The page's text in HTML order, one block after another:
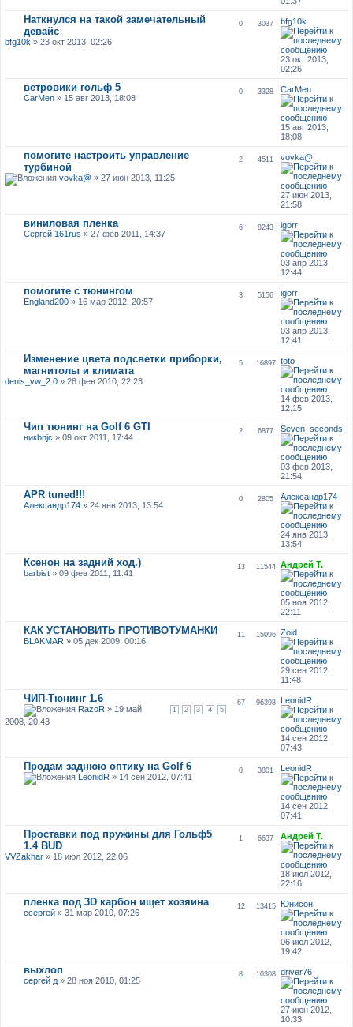
Наткнулся на такой замечательный
девайс
bfg10k » 23 окт 2013, 02:26
0 3037 bfg10k
23 окт 2013,
02:26
ветровики гольф 5
CarMen» 15 авг 2013, 18:08
0 3328 CarMen
15 авг 2013,
18:08
помогите настроить управление
турбиной
vovka@» 27 июн 2013, 11:25
2 4511 vovka@
27 июн 2013,
21:58
виниловая пленка
Сергей 161rus » 27 фев 2011, 14:37
6 8243 igorr
03 апр 2013,
12:44
помогите с тюнингом
England200» 16 мар 2012, 20:57
3 5156 igorr
03 апр 2013,
12:41
Изменение цвета подсветки приборки,
магнитолы и климата
denis_vw_2.0» 28 фев 2010, 22:23
5 16897 toto
14 фев 2013,
12:15
Чип тюнинг на Golf 6 GTI
никbnjc » 09 окт 2011, 17:44
2 6877 Seven_seconds
03 фев 2013,
21:54
APR tuned!!!
Александр174» 24 янв 2013, 13:54
0 2805 Александр174
24 янв 2013,
13:54
Ксенон на задний ход.)
barbist» 09 фев 2011, 11:41
13 11544 Андрей Т.
05 ноя 2012,
22:11
КАК УСТАНОВИТЬ ПРОТИВОТУМАНКИ
BLAKMAR » 05 дек 2009, 00:16
11 15096 Zoid
29 сен 2012,
11:48
ЧИП-Тюнинг 1.6
1 2 3 4 5
RazoR » 19 май
2008, 20:43
67 96398 LeonidR
14 сен 2012,
07:43
Продам заднюю оптику на Golf 6
LeonidR » 14 сен 2012, 07:41
0 3801 LeonidR
14 сен 2012,
07:41
Проставки под пружины для Гольф5
1.4 BUD
VVZakhar» 18 июл 2012, 22:06
1 6637 Андрей Т.
18 июл 2012,
22:16
пленка под 3D карбон ищет хозяина
ссергей» 31 мар 2010, 07:26
12 13415 Юнисон
06 июл 2012,
19:42
выхлоп
сергей д» 28 ноя 2010, 01:25
8 10308 driver76
27 июн 2012,
10:33